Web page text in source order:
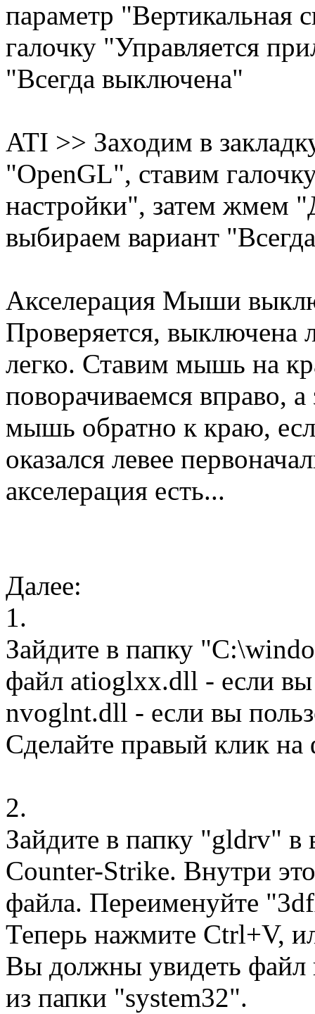
параметр "Вертикальная
галочку "Управляется
"Всегда выключена"
ATI >> Заходим в
"OpenGL", ставим
настройки", затем жмем
выбираем вариант
Акселерация Мыши
Проверяется, выключена
легко. Ставим мышь на
поворачиваемся вправо, а
мышь обратно к краю,
оказался левее
акселерация есть...
Далее:
1.
Зайдите в папку
файл atioglxx.dll - если вы
nvoglnt.dll - если вы
Сделайте правый клик
2.
Зайдите в папку "gldrv" в
Counter-Strike. Внутри
файла. Переименуйте
Теперь нажмите Ctrl+V,
Вы должны увидеть файл
из папки "system32".